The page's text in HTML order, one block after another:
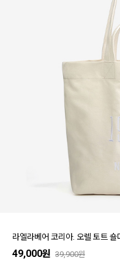
라엘라베어 코리아. 오렐 토트
49,000원 39,900원